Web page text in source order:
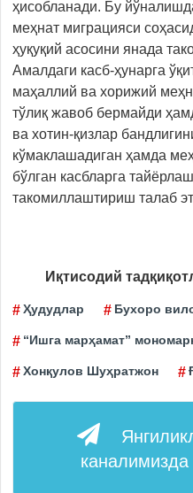
ҳисобланади. Бу
меҳнат миграцияси
ҳуқуқий асосини янада
Амалдаги касб-ҳунарга
маҳаллий ва хорижий
тўлиқ жавоб бермайди
ва хотин-қизлар
кўмаклашадиган ҳамда
бўлган касбларга
такомиллаштириш талаб
Иқтисодий
Ҳудудлар Бухоро
“Ишга марҳамат”
Хонқулов Шуҳратжон
каналимизда